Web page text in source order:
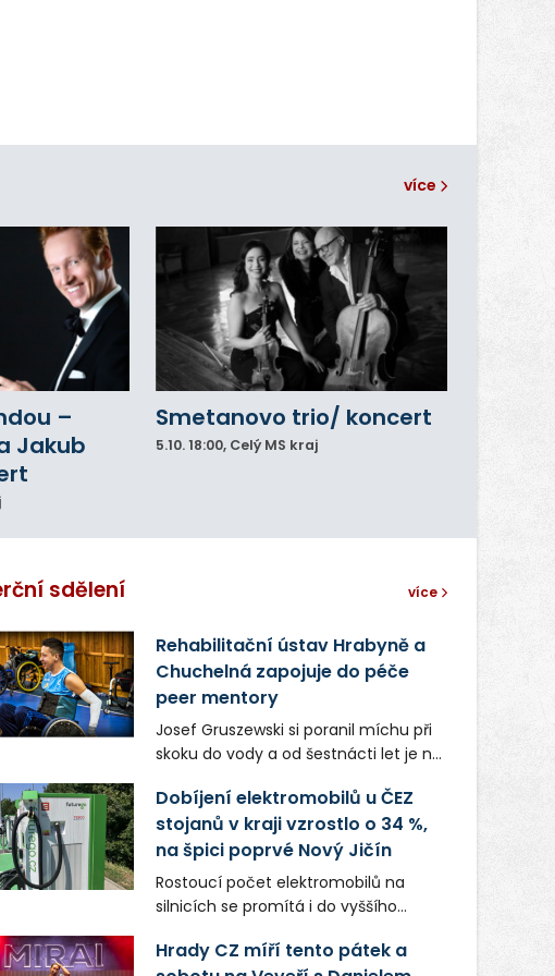
více
–
Jakub
Smetanovo trio/ koncert
5.10. 18:00, Celý MS kraj
sdělení více
Rehabilitační ústav Hrabyně a
Chuchelná zapojuje do péče
peer mentory
Josef Gruszewski si poranil míchu při
skoku do vody a od šestnácti let je na
mentor České asociace paraplegiků
CZEPA předává své zkušenosti lidem,
kteří se dostali do podobné situace. K
co největší samostatnosti pomáhá
také pacientům hrabyňského
rehabilitačního ústavu.
Dobíjení elektromobilů u ČEZ
stojanů v kraji vzrostlo o 34 %,
na špici poprvé Nový Jičín
Rostoucí počet elektromobilů na
silnicích se promítá i do vyššího
Moravskoslezském kraji. Ve srovnání
Hrady CZ míří tento pátek a